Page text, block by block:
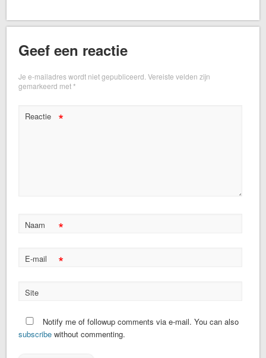
Geef een reactie
Je e-mailadres wordt niet gepubliceerd. Vereiste velden zijn
gemarkeerd met*
Reactie *
Naam *
E-mail *
Site
Notify me of followup comments via e-mail. You can also
subscribe without commenting.